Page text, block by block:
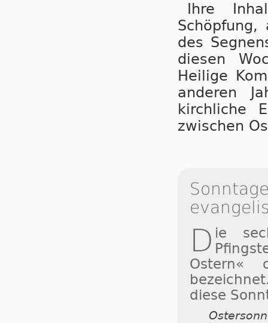
Ihre
des
diesen
Heilige
anderen
kirchliche
zwischen
D ie
Ostern«
diese